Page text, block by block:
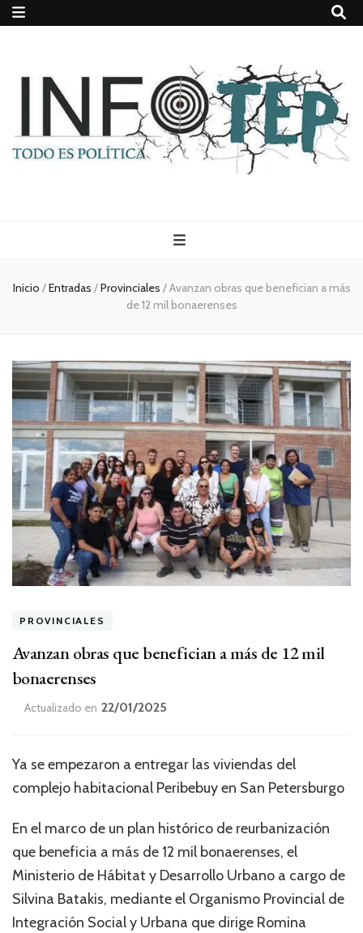
Todo es
(rosca)
política
Inicio /Entradas /Provinciales /Avanzan obras que benefician a más
de 12 mil bonaerenses
PROVINCIALES
Avanzan obras que benefician a más de 12 mil
bonaerenses
Actualizado en 22/01/2025
Ya se empezaron a entregar las viviendas del
complejo habitacional Peribebuy en San Petersburgo
En el marco de un plan histórico de reurbanización
que beneficia a más de 12 mil bonaerenses, el
Ministerio de Hábitat y Desarrollo Urbano a cargo de
Silvina Batakis, mediante el Organismo Provincial de
Integración Social y Urbana que dirige Romina